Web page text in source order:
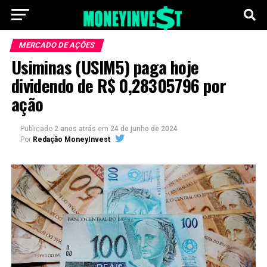
MERCADO DE AÇÕES
Usiminas (USIM5) paga hoje
dividendo de R$ 0,28305796 por
ação
Publicado 2 anos atrás em 24 de junho de 2024
Por Redação MoneyInvest